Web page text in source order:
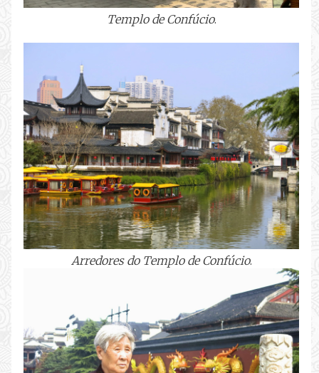
Templo de Confúcio.
Arredores do Templo de Confúcio.